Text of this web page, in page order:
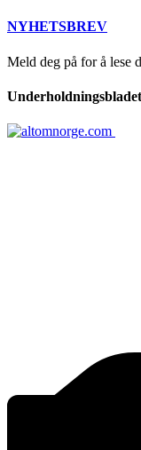
NYHETSBREV
Meld deg på for å lese
Underholdningsbladet